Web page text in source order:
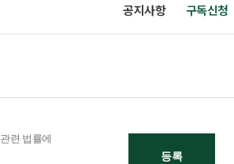
공지사항 구독신청